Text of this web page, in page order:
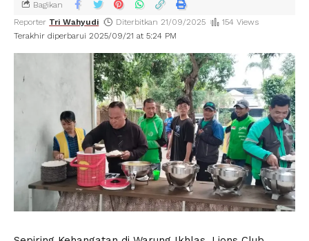
Terakhir diperbarui 2025/09/21 at 5:24 PM
Reporter Tri Wahyudi Diterbitkan 21/09/2025 154 Views
Bagikan